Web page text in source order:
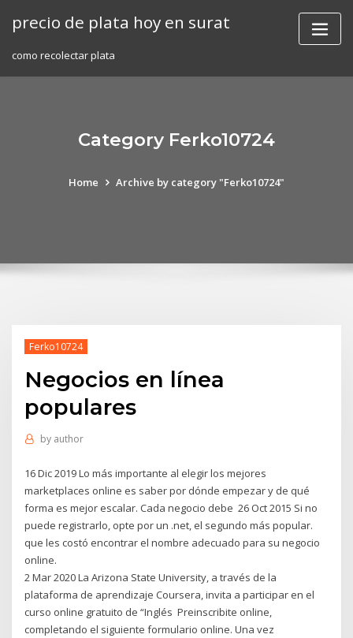
precio de plata hoy en surat
como recolectar plata
Category Ferko10724
Home Archive by category "Ferko10724"
Ferko10724
Negocios en línea
populares
by author
16 Dic 2019 Lo más importante al elegir los mejores
marketplaces online es saber por dónde empezar y de qué
forma es mejor escalar. Cada negocio debe 26 Oct 2015 Si no
puede registrarlo, opte por un .net, el segundo más popular.
que les costó encontrar el nombre adecuado para su negocio
online.
2 Mar 2020 La Arizona State University, a través de la
plataforma de aprendizaje Coursera, invita a participar en el
curso online gratuito de “Inglés Preinscribite online,
completando el siguiente formulario online. Una vez